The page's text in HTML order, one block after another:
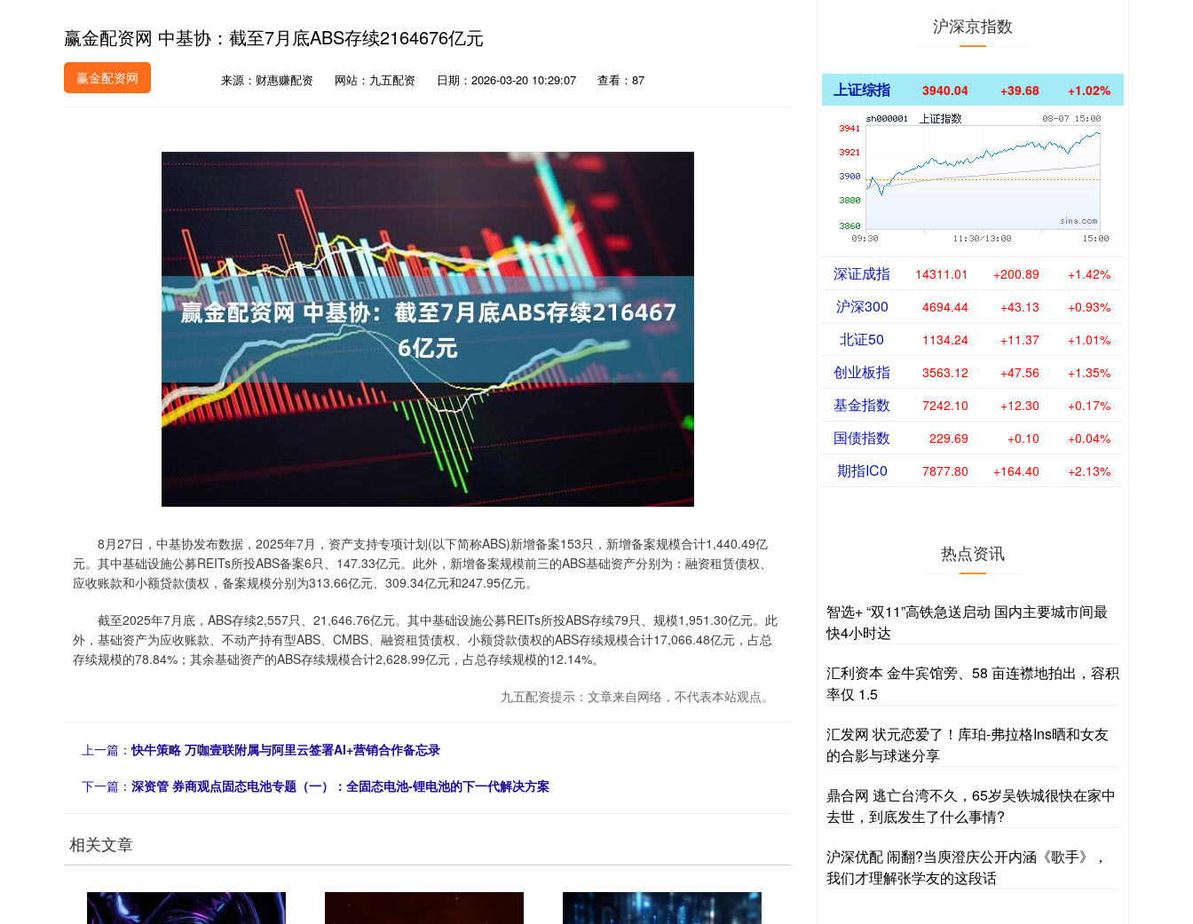
赢金配资网 中基协：截至7月底ABS存续2164676亿元
赢金配资网 来源：财惠赚配资 网站：九五配资 日期：2026-03-20 10:29:07 查看：87
8月27日，中基协发布数据，2025年7月，资产支持专项计划(以下简称ABS)新增备案153只，新增备案规模合计1,440.49亿
元。其中基础设施公募REITs所投ABS备案6只、147.33亿元。此外，新增备案规模前三的ABS基础资产分别为：融资租赁债权、
应收账款和小额贷款债权，备案规模分别为313.66亿元、309.34亿元和247.95亿元。
截至2025年7月底，ABS存续2,557只、21,646.76亿元。其中基础设施公募REITs所投ABS存续79只、规模1,951.30亿元。此
外，基础资产为应收账款、不动产持有型ABS、CMBS、融资租赁债权、小额贷款债权的ABS存续规模合计17,066.48亿元，占总
存续规模的78.84%；其余基础资产的ABS存续规模合计2,628.99亿元，占总存续规模的12.14%。
九五配资提示：文章来自网络，不代表本站观点。
上一篇：快牛策略 万咖壹联附属与阿里云签署AI+营销合作备忘录
下一篇： 深资管 券商观点固态电池专题（一）：全固态电池-锂电池的下一代解决方案
相关文章
沪深京指数
上证综指 3940.04 +39.68 +1.02%
深证成指 14311.01 +200.89 +1.42%
沪深300 4694.44 +43.13 +0.93%
北证50 1134.24 +11.37 +1.01%
创业板指 3563.12 +47.56 +1.35%
基金指数 7242.10 +12.30 +0.17%
国债指数 229.69 +0.10 +0.04%
期指IC0 7877.80 +164.40 +2.13%
热点资讯
智选+ “双11”高铁急送启动 国内主要城市间最
快4小时达
汇利资本 金牛宾馆旁、58 亩连襟地拍出，容积
率仅 1.5
汇发网 状元恋爱了！库珀-弗拉格Ins晒和女友
的合影与球迷分享
鼎合网 逃亡台湾不久，65岁吴铁城很快在家中
去世，到底发生了什么事情?
沪深优配 闹翻?当庾澄庆公开内涵《歌手》，
我们才理解张学友的这段话